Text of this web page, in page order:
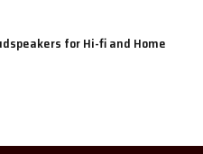
for Hi-fi and Home